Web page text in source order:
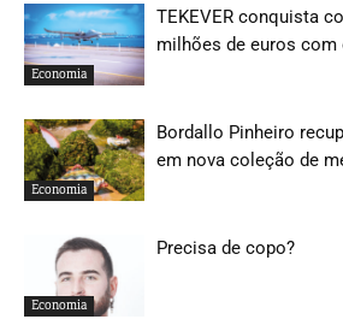
Economia
TEKEVER conquista
milhões de euros
Economia
Bordallo Pinheiro
em nova coleção de
Economia
Precisa de copo?